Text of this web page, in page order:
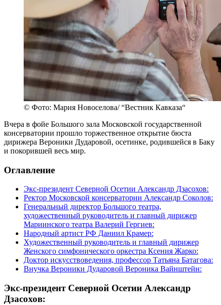
© Фото: Мария Новоселова/ “Вестник Кавказа“
Вчера в фойе Большого зала Московской государственной
консерватории прошло торжественное открытие бюста
дирижера Вероники Дударовой, осетинке, родившейся в Баку
и покорившей весь мир.
Оглавление
Экс-президент Северной Осетии Александр Дзасохов:
Ректор Московской консерватории Александр Соколов:
Генеральный директор Большого театра,
художественный руководитель и главный дирижер
Мариинского театра Валерий Гергиев:
Народный артист РФ Даниил Крамер:
Художественный руководитель и главный дирижер
Женского симфонического оркестра Ксения Жарко:
Доктор искусствоведения, профессор Татьяна Батагова:
Внучка Вероники Дударовой Вероника Вайнштейн:
Экс-президент Северной Осетии Александр
Дзасохов: